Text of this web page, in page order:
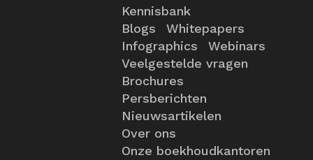
Kennisbank
Blogs
Whitepapers
Infographics
Webinars
Veelgestelde vragen
Brochures
Persberichten
Nieuwsartikelen
Over ons
Onze boekhoudkantoren